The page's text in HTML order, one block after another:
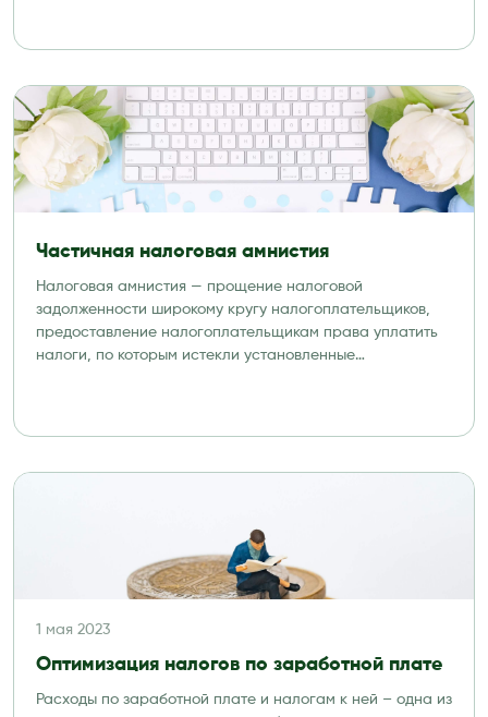
Частичная налоговая амнистия
Налоговая амнистия — прощение налоговой
задолженности широкому кругу налогоплательщиков,
предоставление налогоплательщикам права уплатить
налоги, по которым истекли установленные
1 мая 2023
Оптимизация налогов по заработной плате
Расходы по заработной плате и налогам к ней – одна из